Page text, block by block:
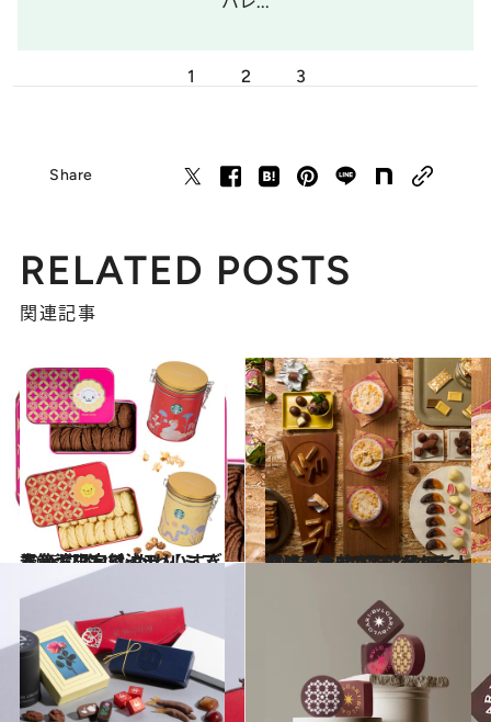
1 2 3
Share
RELATED POSTS
関連記事
2025.1.30
春節ギフト対決！ 【ミスド vs スタバ】かわいすぎる台湾限定アイテム
旅＆お出かけ 2025.2.6
【成城石井バレンタイン】最大300品のなかで人気ベスト5は？ 注目の新作は？ もう悩まないチョコリスト
グルメ